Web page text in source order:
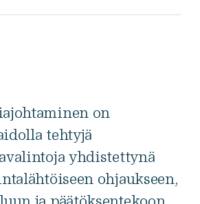
on
tehtyjä
yhdistettynä
ohjaukseen,